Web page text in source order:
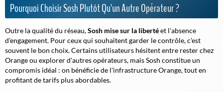
Pourquoi Choisir Sosh Plutôt Qu'un Autre Opérateur ?
Outre la qualité du réseau,Sosh mise sur la libertéet l'absence
d'engagement. Pour ceux qui souhaitent garder le contrôle, c'est
souvent le bon choix. Certains utilisateurs hésitent entre rester chez
Orange ou explorer d'autres opérateurs, mais Sosh constitue un
compromis idéal : on bénéficie de l'infrastructure Orange, tout en
profitant de tarifs plus abordables.